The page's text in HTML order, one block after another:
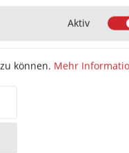
die Steckachse?
bei anderen
für Dormakaba BTS 80/
geeignet.
oder Varianten?
verschiedene Längen
Aktiv
können. Mehr